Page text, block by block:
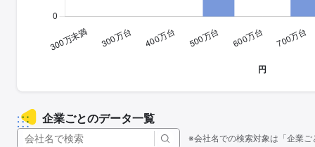
企業ごとのデータ一覧
※会社名での検索対象は「企業